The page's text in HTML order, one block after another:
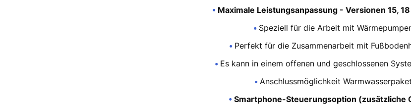
• Maximale Leistungsanpassung - Versionen 15,
• Speziell für die Arbeit mit
• Perfekt für die Zusammenarbeit mit
• Es kann in einem offenen und geschlossenen
• Anschlussmöglichkeit Warmwasserpaket
• Smartphone-Steuerungsoption (zusätzliche